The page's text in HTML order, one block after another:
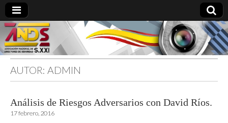
AUTOR: ADMIN
Análisis de Riesgos Adversarios con David Ríos.
17 febrero, 2016